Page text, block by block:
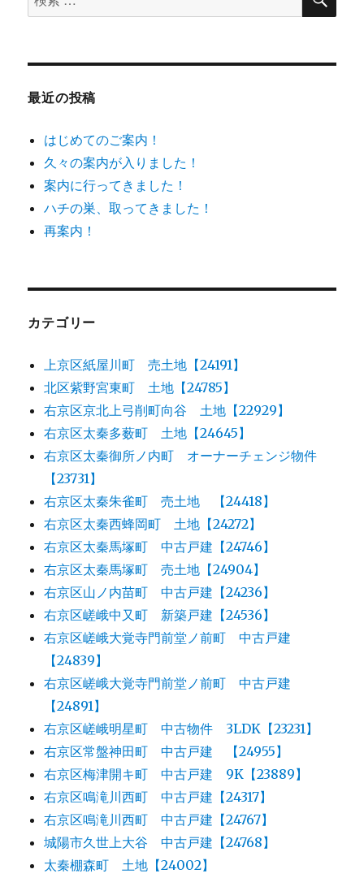
ン
索
象:
最近の投稿
はじめてのご案内！
久々の案内が入りました！
案内に行ってきました！
ハチの巣、取ってきました！
再案内！
カテゴリー
上京区紙屋川町 売土地【24191】
北区紫野宮東町 土地【24785】
右京区京北上弓削町向谷 土地【22929】
右京区太秦多薮町 土地【24645】
右京区太秦御所ノ内町 オーナーチェンジ物件
【23731】
右京区太秦朱雀町 売土地 【24418】
右京区太秦西蜂岡町 土地【24272】
右京区太秦馬塚町 中古戸建【24746】
右京区太秦馬塚町 売土地【24904】
右京区山ノ内苗町 中古戸建【24236】
右京区嵯峨中又町 新築戸建【24536】
右京区嵯峨大覚寺門前堂ノ前町 中古戸建
【24839】
右京区嵯峨大覚寺門前堂ノ前町 中古戸建
【24891】
右京区嵯峨明星町 中古物件 3LDK【23231】
右京区常盤神田町 中古戸建 【24955】
右京区梅津開キ町 中古戸建 9K【23889】
右京区鳴滝川西町 中古戸建【24317】
右京区鳴滝川西町 中古戸建【24767】
城陽市久世上大谷 中古戸建【24768】
太秦棚森町 土地【24002】